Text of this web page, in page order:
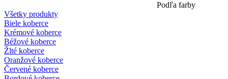
Podľa farby
Všetky produkty
Biele koberce
Krémové koberce
Béžové koberce
Žlté koberce
Oranžové koberce
Červené koberce